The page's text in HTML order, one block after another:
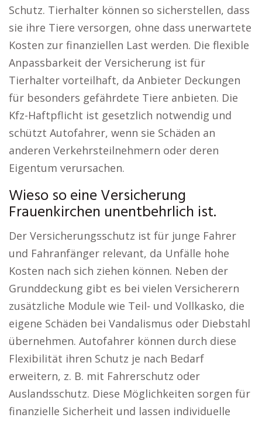
Schutz. Tierhalter können so sicherstellen, dass
sie ihre Tiere versorgen, ohne dass unerwartete
Kosten zur finanziellen Last werden. Die flexible
Anpassbarkeit der Versicherung ist für
Tierhalter vorteilhaft, da Anbieter Deckungen
für besonders gefährdete Tiere anbieten. Die
Kfz-Haftpflicht ist gesetzlich notwendig und
schützt Autofahrer, wenn sie Schäden an
anderen Verkehrsteilnehmern oder deren
Eigentum verursachen.
Wieso so eine Versicherung
Frauenkirchen unentbehrlich ist.
Der Versicherungsschutz ist für junge Fahrer
und Fahranfänger relevant, da Unfälle hohe
Kosten nach sich ziehen können. Neben der
Grunddeckung gibt es bei vielen Versicherern
zusätzliche Module wie Teil- und Vollkasko, die
eigene Schäden bei Vandalismus oder Diebstahl
übernehmen. Autofahrer können durch diese
Flexibilität ihren Schutz je nach Bedarf
erweitern, z. B. mit Fahrerschutz oder
Auslandsschutz. Diese Möglichkeiten sorgen für
finanzielle Sicherheit und lassen individuelle